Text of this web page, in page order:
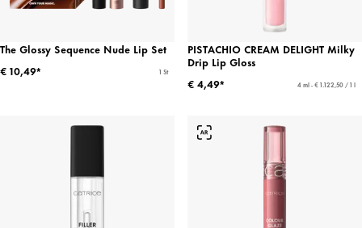
The Glossy Sequence Nude Lip Set
€ 10,49*
1 St
PISTACHIO CREAM DELIGHT Milky
Drip Lip Gloss
€ 4,49*
4 ml - € 1.122,50 / 1 l